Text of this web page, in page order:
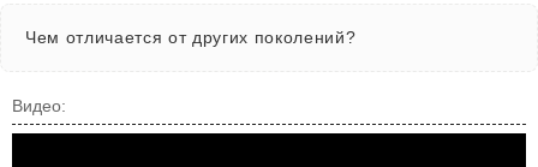
Чем отличается от других поколений?
Видео: